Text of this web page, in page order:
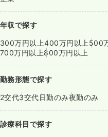
年収で探す
300万円以上400万円以上 500
700万円以上800万円以上
勤務形態で探す
2交代3交代日勤のみ夜勤のみ
診療科目で探す